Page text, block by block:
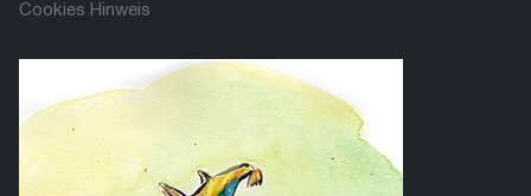
Cookies Hinweis